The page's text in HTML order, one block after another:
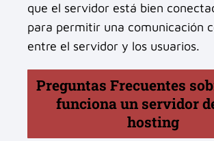
que el servidor está bien
para permitir una comunicación
entre el servidor y los usuarios.
Preguntas Frecuentes
funciona un servidor
hosting